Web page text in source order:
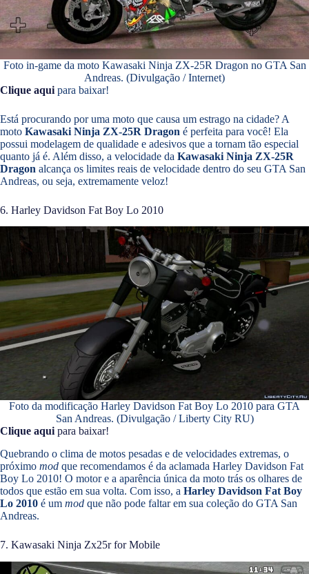
Foto in-game da moto Kawasaki Ninja ZX-25R Dragon no GTA San
Andreas. (Divulgação / Internet)
Clique aqui para baixar!
Está procurando por uma moto que causa um estrago na cidade? A
moto Kawasaki Ninja ZX-25R Dragon é perfeita para você! Ela
possui modelagem de qualidade e adesivos que a tornam tão especial
quanto já é. Além disso, a velocidade da Kawasaki Ninja ZX-25R
Dragon alcança os limites reais de velocidade dentro do seu GTA San
Andreas, ou seja, extremamente veloz!
6. Harley Davidson Fat Boy Lo 2010
Foto da modificação Harley Davidson Fat Boy Lo 2010 para GTA
San Andreas. (Divulgação / Liberty City RU)
Clique aqui para baixar!
Quebrando o clima de motos pesadas e de velocidades extremas, o
próximo mod que recomendamos é da aclamada Harley Davidson Fat
Boy Lo 2010! O motor e a aparência única da moto trás os olhares de
todos que estão em sua volta. Com isso, a Harley Davidson Fat Boy
Lo 2010 é um mod que não pode faltar em sua coleção do GTA San
Andreas.
7. Kawasaki Ninja Zx25r for Mobile